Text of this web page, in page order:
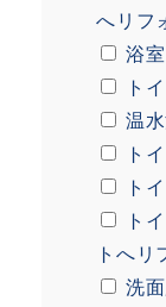
へリフ
浴
ト
温
ト
ト
ト
トへリ
洗